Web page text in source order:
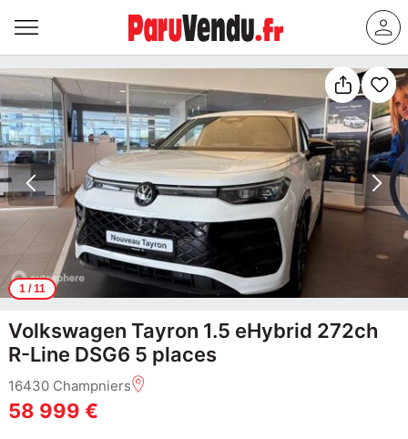
1/ 11
Volkswagen Tayron 1.5 eHybrid 272ch
R-Line DSG6 5 places
16430 Champniers
58 999 €